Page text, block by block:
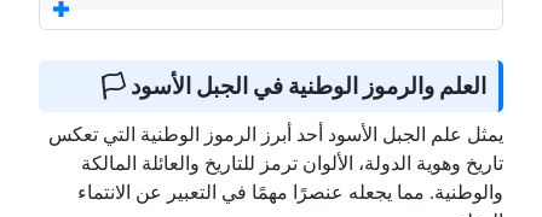
العلم والرموز الوطنية في الجبل الأسود 🏳️
يمثل علم الجبل الأسود أحد أبرز الرموز الوطنية التي تعكس
تاريخ وهوية الدولة، الألوان ترمز للتاريخ والعائلة المالكة
والوطنية. مما يجعله عنصرًا مهمًا في التعبير عن الانتماء